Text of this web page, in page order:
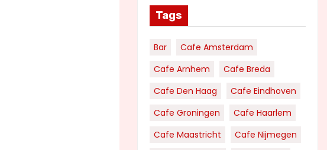
Tags
Bar
Cafe Amsterdam
Cafe Arnhem
Cafe Breda
Cafe Den Haag
Cafe Eindhoven
Cafe Groningen
Cafe Haarlem
Cafe Maastricht
Cafe Nijmegen